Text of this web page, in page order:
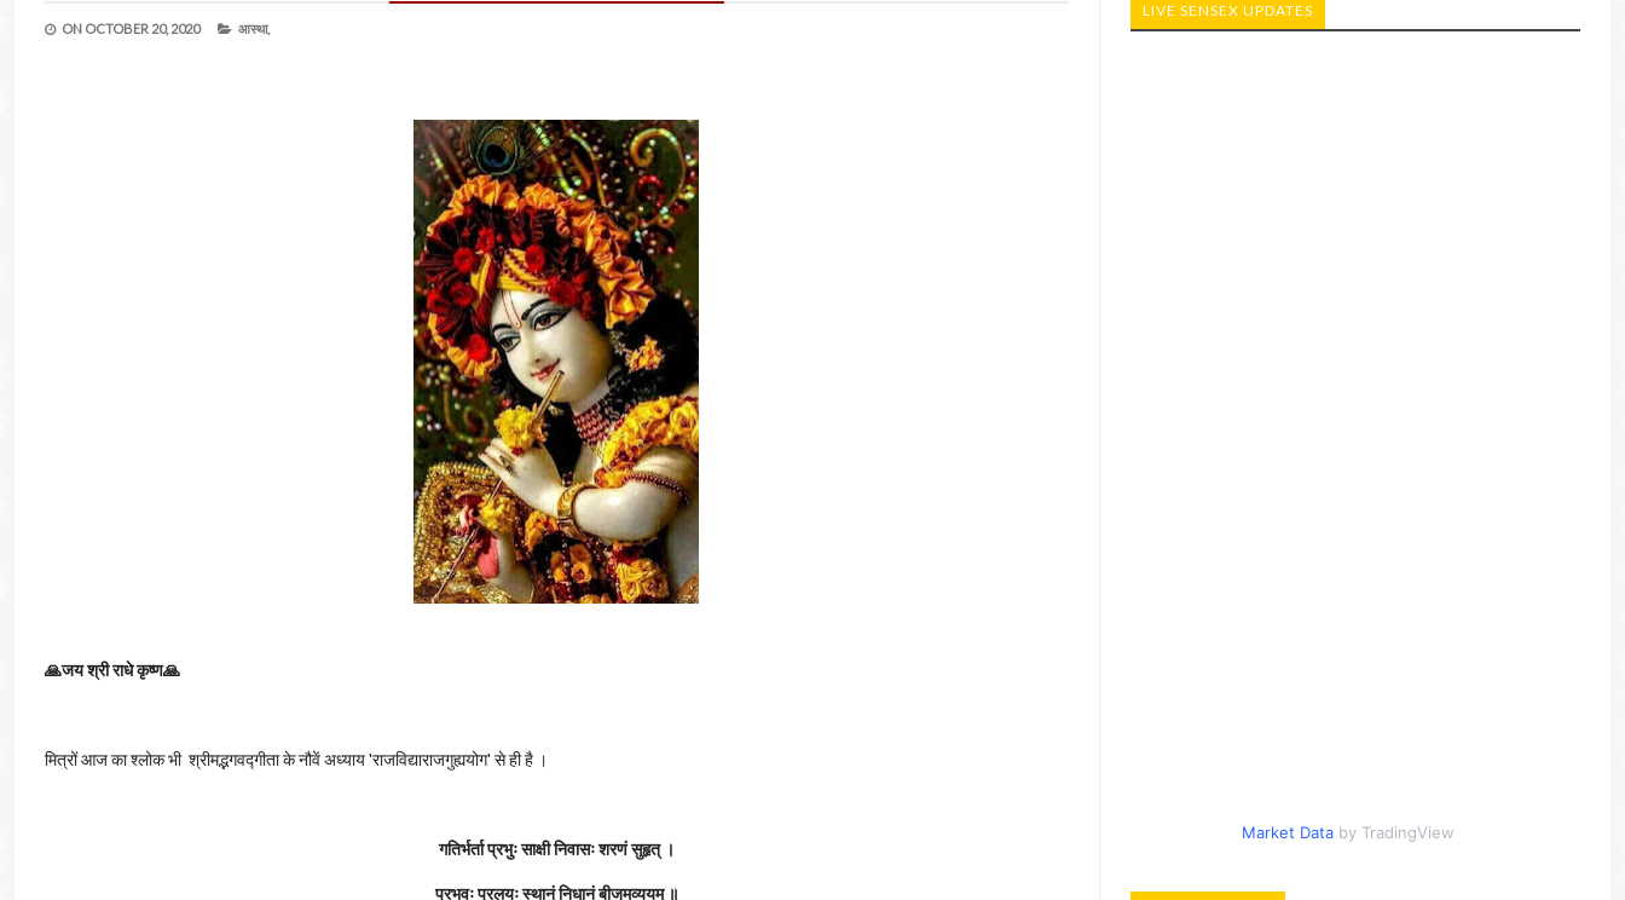
ON OCTOBER 20, 2020 आस्था,
🙏जय श्री राधे कृष्ण🙏
मित्रों आज का श्लोक भी श्रीमद्भगवद्गीता के नौवें अध्याय 'राजविद्याराजगुह्ययोग' से ही है ।
गतिर्भर्ता प्रभुः साक्षी निवासः शरणं सुहृत् ।
प्रभवः प्रलयः स्थानं निधानं बीजमव्ययम् ॥
LIVE SENSEX UPDATES
Market Databy TradingView